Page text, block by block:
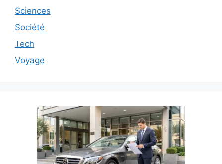
Sciences
Société
Tech
Voyage